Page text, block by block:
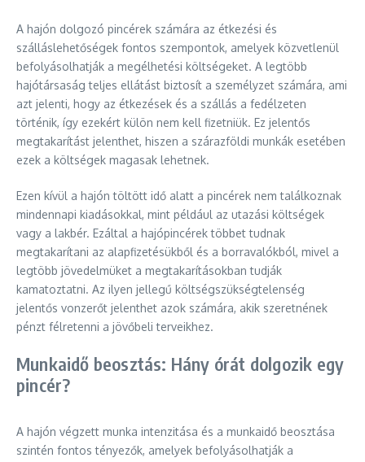
A hajón dolgozó pincérek számára az étkezési és
szálláslehetőségek fontos szempontok, amelyek közvetlenül
befolyásolhatják a megélhetési költségeket. A legtöbb
hajótársaság teljes ellátást biztosít a személyzet számára, ami
azt jelenti, hogy az étkezések és a szállás a fedélzeten
történik, így ezekért külön nem kell fizetniük. Ez jelentős
megtakarítást jelenthet, hiszen a szárazföldi munkák esetében
ezek a költségek magasak lehetnek.
Ezen kívül a hajón töltött idő alatt a pincérek nem találkoznak
mindennapi kiadásokkal, mint például az utazási költségek
vagy a lakbér. Ezáltal a hajópincérek többet tudnak
megtakarítani az alapfizetésükből és a borravalókból, mivel a
legtöbb jövedelmüket a megtakarításokban tudják
kamatoztatni. Az ilyen jellegű költségszükségtelenség
jelentős vonzerőt jelenthet azok számára, akik szeretnének
pénzt félretenni a jövőbeli terveikhez.
Munkaidő beosztás: Hány órát dolgozik egy
pincér?
A hajón végzett munka intenzitása és a munkaidő beosztása
szintén fontos tényezők, amelyek befolyásolhatják a